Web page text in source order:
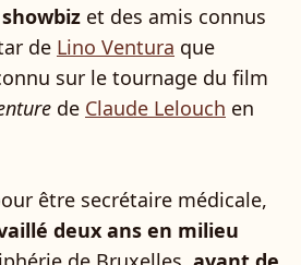
et des amis connus
de Lino Ventura que
sur le tournage du film
de Claude Lelouch en
être secrétaire médicale,
deux ans en milieu